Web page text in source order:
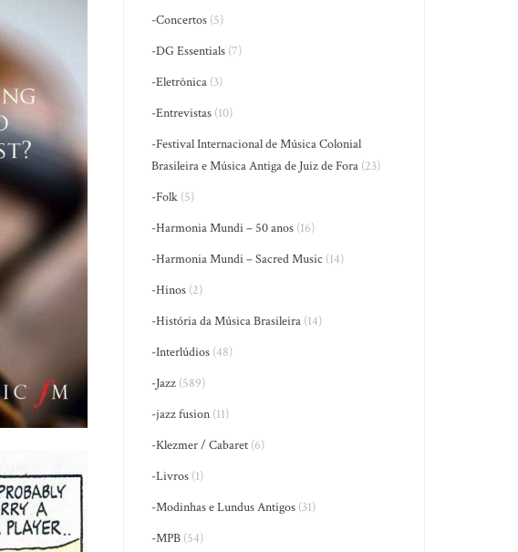
-Concertos (5)
-DG Essentials (7)
-Eletrônica (3)
-Entrevistas (10)
-Festival Internacional de Música Colonial
Brasileira e Música Antiga de Juiz de Fora (23)
-Folk (5)
-Harmonia Mundi – 50 anos (16)
-Harmonia Mundi – Sacred Music (14)
-Hinos (2)
-História da Música Brasileira (14)
-Interlúdios (48)
-Jazz (589)
-jazz fusion (11)
-Klezmer / Cabaret (6)
-Livros (1)
-Modinhas e Lundus Antigos (31)
-MPB (54)